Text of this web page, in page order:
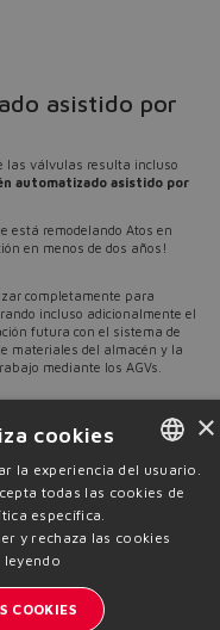
asistido por
las válvulas resulta incluso
automatizado asistido por
está remodelando Atos en
en menos de dos años!
completamente para
incluso adicionalmente el
futura con el sistema de
materiales del almacén y la
mediante los AGVs.
ENGLISH
ITALIAN
×
cookies
la experiencia del usuario.
todas las cookies de
específica.
y rechaza las cookies
leyendo
COOKIES